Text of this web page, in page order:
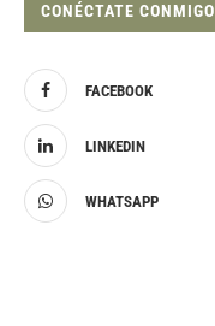
CONÉCTATE CONMIGO
FACEBOOK
LINKEDIN
WHATSAPP